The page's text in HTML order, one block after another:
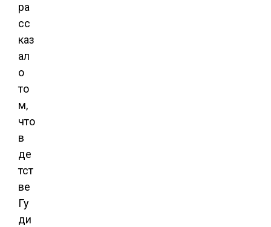
ра
сс
каз
ал
о
то
м,
что
в
де
тст
ве
Гу
ди